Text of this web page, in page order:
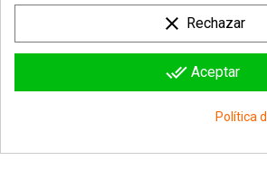
Información sobre la tienda
clear Rechazar
done_all Aceptar
Política